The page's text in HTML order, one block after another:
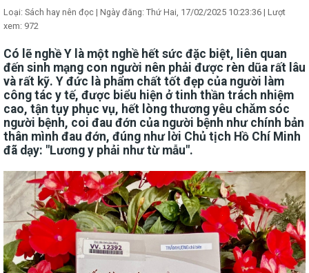
Loại: Sách hay nên đọc | Ngày đăng: Thứ Hai, 17/02/2025 10:23:36 | Lượt
xem: 972
Có lẽ nghề Y là một nghề hết sức đặc biệt, liên quan
đến sinh mạng con người nên phải được rèn dũa rất lâu
và rất kỹ. Y đức là phẩm chất tốt đẹp của người làm
công tác y tế, được biểu hiện ở tinh thần trách nhiệm
cao, tận tụy phục vụ, hết lòng thương yêu chǎm sóc
người bệnh, coi đau đớn của người bệnh như chính bản
thân mình đau đớn, đúng như lời Chủ tịch Hồ Chí Minh
đã dạy: "Lương y phải như từ mẫu".